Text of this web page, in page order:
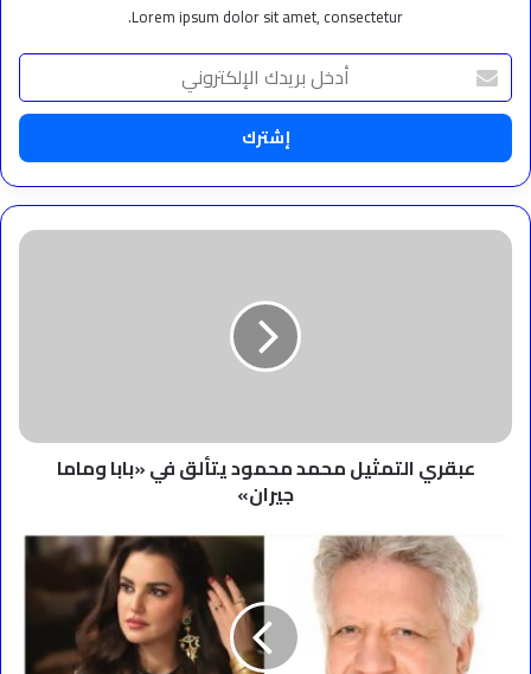
Lorem ipsum dolor sit amet, consectetur.
أدخل
بريدك
الإلكتروني
عبقري
جيران»
عبقري التمثيل محمد محمود يتألق في «بابا وماما
جيران»
المستشار
مرتضى
منصور
والجمهور